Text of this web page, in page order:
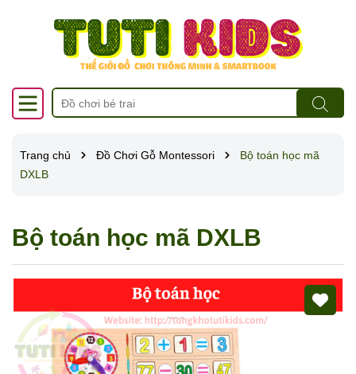
Trang chủ Đồ Chơi Gỗ Montessori
Bộ toán học mã
DXLB
Bộ toán học mã DXLB